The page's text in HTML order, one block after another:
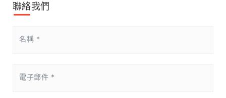
聯絡我們